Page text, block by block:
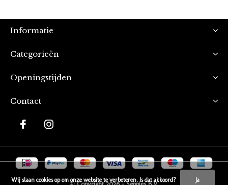
Informatie
Categorieën
Openingstijden
Contact
Wij slaan cookies op om onze website te verbeteren. Is dat akkoord? Ja